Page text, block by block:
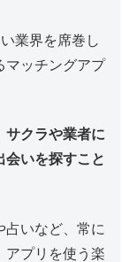
業界を席巻し
マッチングアプ
サクラや業者に
会いを探すこと
占いなど、常に
アプリを使う楽